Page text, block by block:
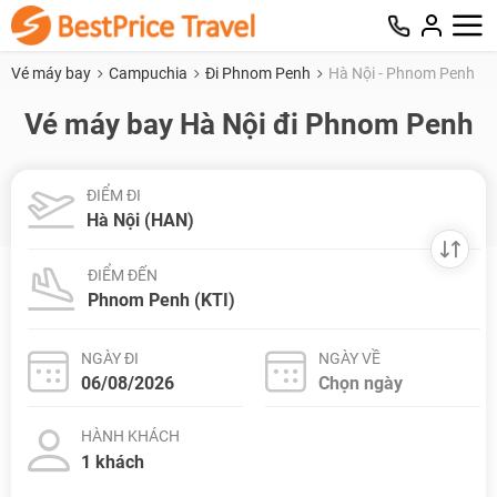
Vé máy bay Campuchia Đi Phnom Penh Hà Nội - Phnom Penh
Vé máy bay Hà Nội đi Phnom Penh
ĐIỂM ĐI
ĐIỂM ĐẾN
NGÀY ĐI NGÀY VỀ
HÀNH KHÁCH